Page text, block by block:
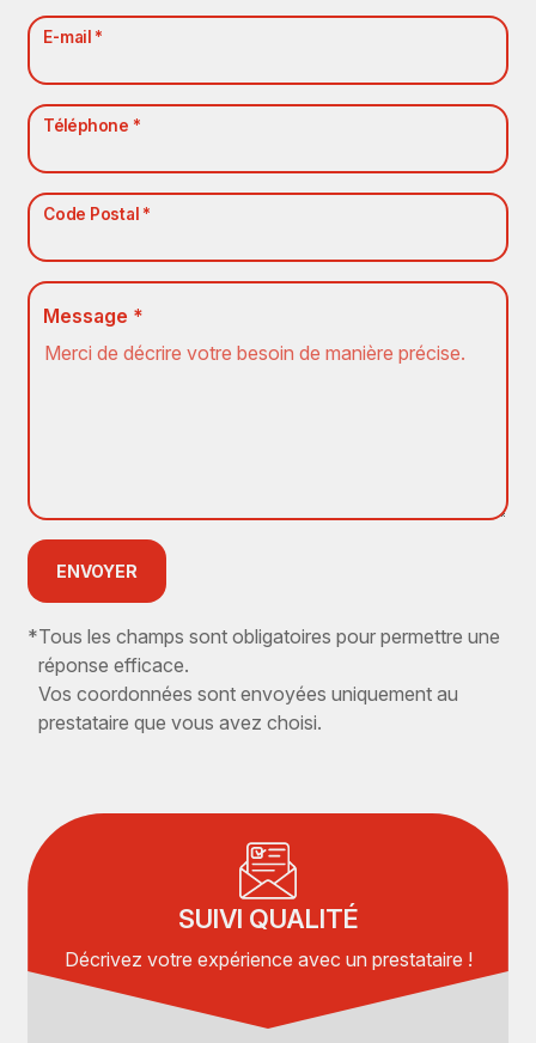
E-mail *
Téléphone *
Code Postal *
Message *
ENVOYER
*Tous les champs sont obligatoires pour permettre une
réponse efficace.
Vos coordonnées sont envoyées uniquement au
prestataire que vous avez choisi.
SUIVI QUALITÉ
Décrivez votre expérience avec un prestataire !